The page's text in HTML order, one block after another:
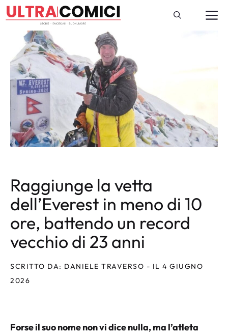
Vai
al
contenuto
Raggiunge la vetta
dell’Everest in meno di 10
ore, battendo un record
vecchio di 23 anni
SCRITTO DA: DANIELE TRAVERSO - IL 4 GIUGNO
2026
Forse il suo nome non vi dice nulla, ma l’atleta